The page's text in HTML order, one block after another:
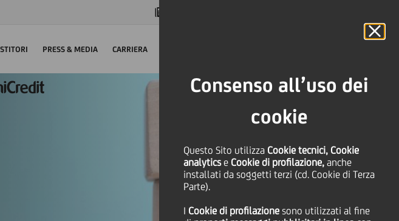
PRESS & MEDIA CARRIERA
Consenso all’uso dei
cookie
Questo Sito utilizza Cookie tecnici, Cookie
analyticse Cookie di profilazione, anche
installati da soggetti terzi (cd. Cookie di Terza
Parte).
I Cookie di profilazione sono utilizzati al fine